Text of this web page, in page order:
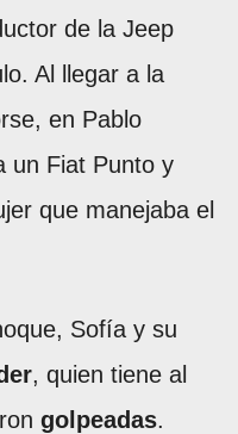
de la Jeep
Al llegar a la
en Pablo
un Fiat Punto y
que manejaba el
Sofía y su
, quien tiene al
golpeadas.